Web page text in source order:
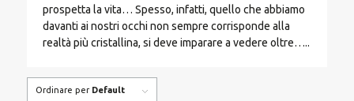
prospetta la vita… Spesso, infatti, quello che abbiamo
davanti ai nostri occhi non sempre corrisponde alla
realtà più cristallina, si deve imparare a vedere oltre…..
Ordinare per Default